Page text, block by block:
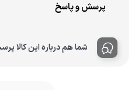
پرسش و پاسخ
شما هم درباره این کالا